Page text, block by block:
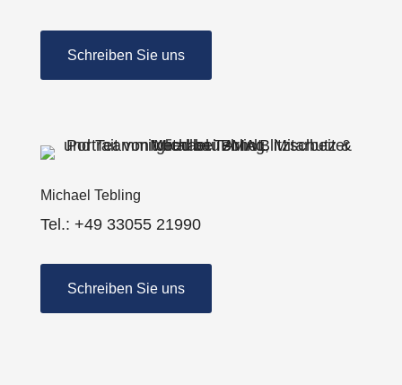
Schreiben Sie uns
Michael Tebling
Tel.: +49 33055 21990
Schreiben Sie uns